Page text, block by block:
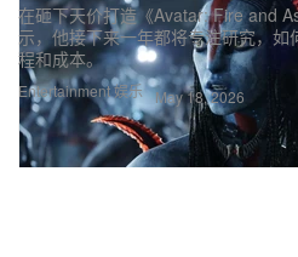
Entertainment 娱乐
在砸下天价打造《Avatar: Fire and
示，他接下来一年都将专注研究，
程和成本。
May 18, 2026